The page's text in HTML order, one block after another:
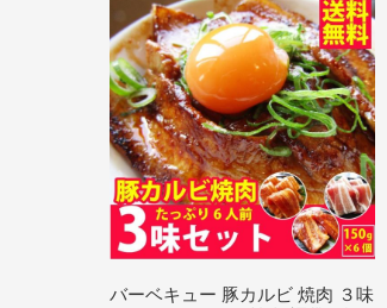
バーベキュー 豚カルビ 焼肉 ３味